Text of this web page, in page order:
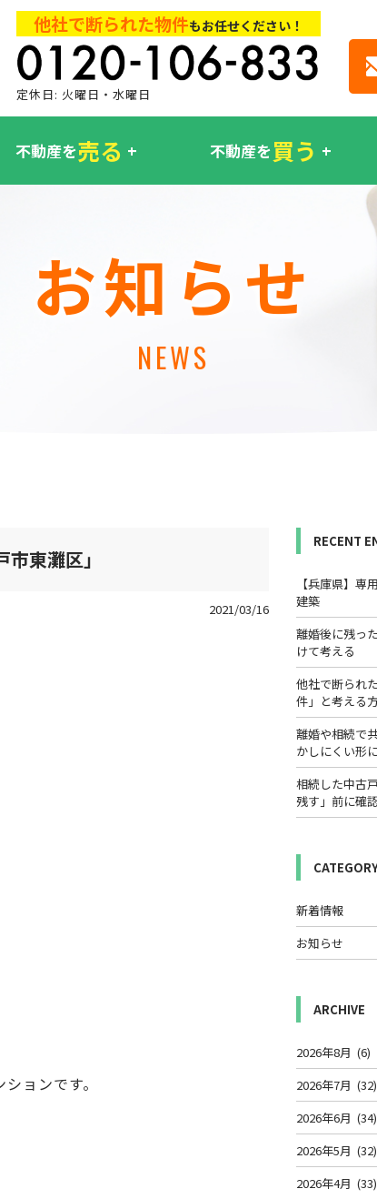
他社で断られた物件もお任せください！
定休日: 火曜日・水曜日
不動産を売る 不動産を買う
お知らせ
NEWS
東灘区」
2021/03/16
ョンです。
RECENT
【兵庫県】
建築
離婚後に残っ
けて考える
他社で断られ
件」と考える
離婚や相続で
かしにくい形
相続した中古
残す」前に確
新着情報
お知らせ
ARCHIVE
2026年8月 (6)
2026年7月 (32)
2026年6月 (34)
2026年5月 (32)
2026年4月 (33)